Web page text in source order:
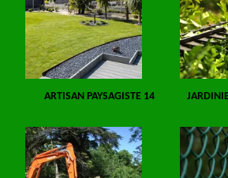
ARTISAN PAYSAGISTE 14